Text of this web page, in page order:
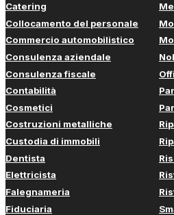
Catering
Collocamento del personale
Commercio automobilistico
Consulenza aziendale
Consulenza fiscale
Contabilità
Cosmetici
Costruzioni metalliche
Custodia di immobili
Dentista
Elettricista
Falegnameria
Fiduciaria